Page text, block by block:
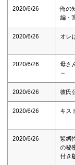
2020/6/26
俺の
編・
2020/6/26 オレ
2020/6/26
母さ
～
2020/6/26 彼氏
2020/6/26 キス
2020/6/26
緊縛
の秘
付き